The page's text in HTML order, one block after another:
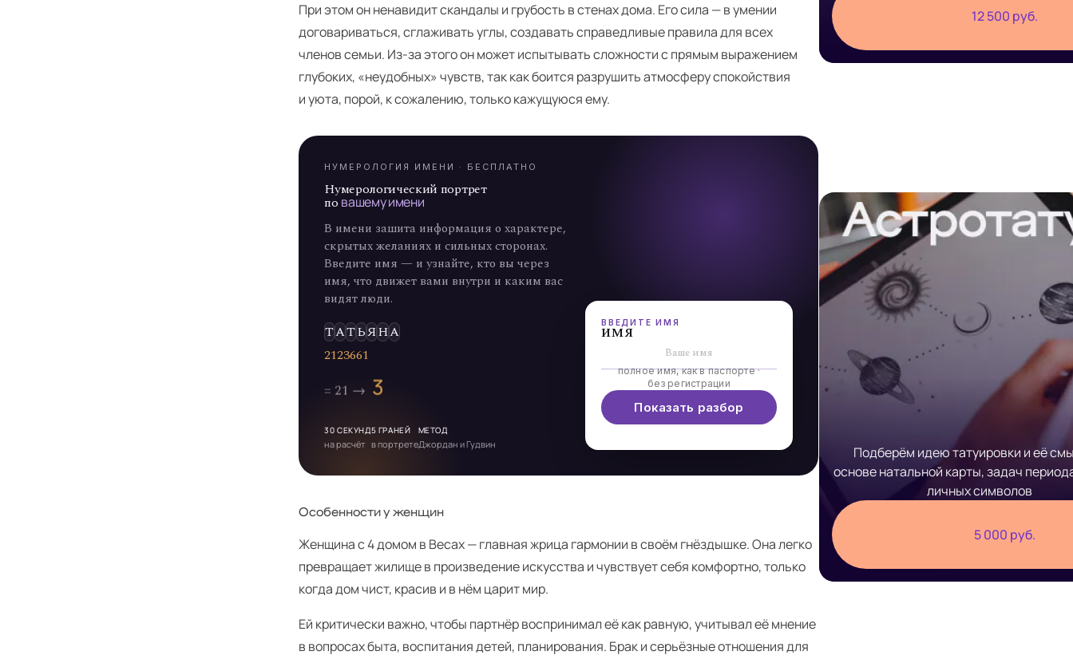
При этом он ненавидит скандалы и грубость в стенах дома. Его сила — в умении
договариваться, сглаживать углы, создавать справедливые правила для всех
членов семьи. Из-за этого он может испытывать сложности с прямым выражением
глубоких, «неудобных» чувств, так как боится разрушить атмосферу спокойствия
и уюта, порой, к сожалению, только кажущуюся ему.
А
7
ЯНУМЕРОЛОГИЯ ИМЕНИ · БЕСПЛАТНО
Нумерологический портрет
по вашему имени
В имени зашита информация о характере,
скрытых желаниях и сильных сторонах.
Введите имя — и узнайте, кто вы через
имя, что движет вами внутри и каким вас
видят люди.
ТАТЬЯНА
2123661
= 21 → 3
30 СЕКУНД
на расчёт
5 ГРАНЕЙ
в портрете
МЕТОД
Джордан и Гудвин
ВВЕДИТЕ ИМЯ
имя
полное имя, как в паспорте ·
без регистрации
Показать разбор
Особенности у женщин
Женщина с 4 домом в Весах — главная жрица гармонии в своём гнёздышке. Она легко
превращает жилище в произведение искусства и чувствует себя комфортно, только
когда дом чист, красив и в нём царит мир.
Ей критически важно, чтобы партнёр воспринимал её как равную, учитывал её мнение
в вопросах быта, воспитания детей, планирования. Брак и серьёзные отношения для
12 500 руб.
Подберём идею татуировки и её
основе натальной карты, задач
личных символов
5 000 руб.